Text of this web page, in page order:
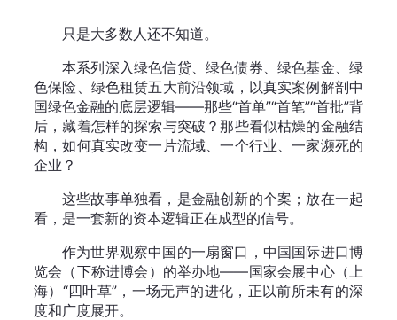
只是大多数人还不知道。
本系列深入绿色信贷、绿色债券、绿色基金、绿
色保险、绿色租赁五大前沿领域，以真实案例解剖中
国绿色金融的底层逻辑——那些“首单”“首笔”“首批”背
后，藏着怎样的探索与突破？那些看似枯燥的金融结
构，如何真实改变一片流域、一个行业、一家濒死的
企业？
这些故事单独看，是金融创新的个案；放在一起
看，是一套新的资本逻辑正在成型的信号。
作为世界观察中国的一扇窗口，中国国际进口博
览会（下称进博会）的举办地——国家会展中心（上
海）“四叶草”，一场无声的进化，正以前所未有的深
度和广度展开。